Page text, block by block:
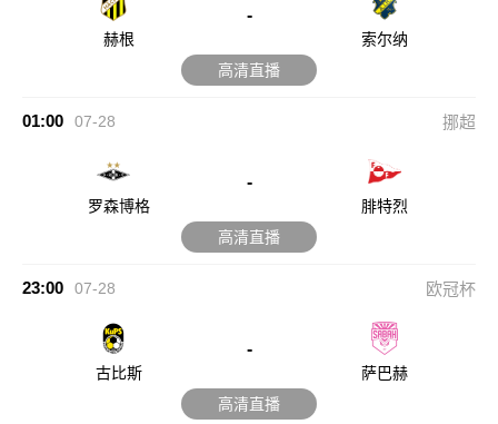
赫根
-
索尔纳
高清直播
01:00 07-28 挪超
罗森博格
-
腓特烈
高清直播
23:00 07-28 欧冠杯
古比斯
-
萨巴赫
高清直播